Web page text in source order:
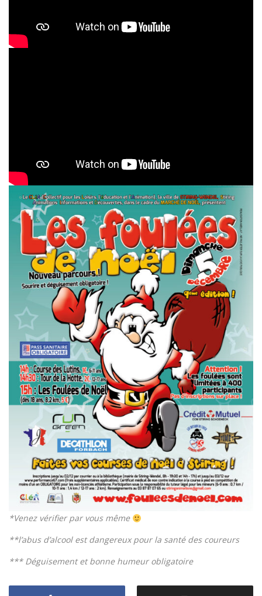
*Venez vérifier par vous même
**l’abus d’alcool est dangereux pour la santé des coureurs
*** Déguisement et bonne humeur obligatoire